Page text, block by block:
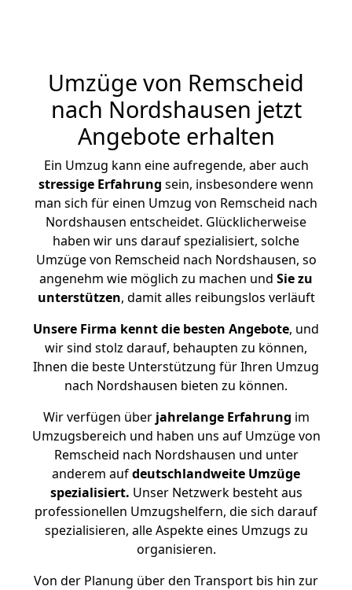
Umzüge von Remscheid
nach Nordshausen jetzt
Angebote erhalten
Ein Umzug kann eine aufregende, aber auch
stressige Erfahrung sein, insbesondere wenn
man sich für einen Umzug von Remscheid nach
Nordshausen entscheidet. Glücklicherweise
haben wir uns darauf spezialisiert, solche
Umzüge von Remscheid nach Nordshausen, so
angenehm wie möglich zu machen und Sie zu
unterstützen, damit alles reibungslos verläuft
Unsere Firma kennt die besten Angebote, und
wir sind stolz darauf, behaupten zu können,
Ihnen die beste Unterstützung für Ihren Umzug
nach Nordshausen bieten zu können.
Wir verfügen überjahrelange Erfahrung im
Umzugsbereich und haben uns auf Umzüge von
Remscheid nach Nordshausen und unter
anderem aufdeutschlandweite Umzüge
spezialisiert. Unser Netzwerk besteht aus
professionellen Umzugshelfern, die sich darauf
spezialisieren, alle Aspekte eines Umzugs zu
organisieren.
Von der Planung über den Transport bis hin zur